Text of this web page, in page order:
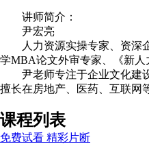
讲师简介：
尹宏亮
人力资源实操专家、资深企
学MBA论文外审专家、《新人
尹老师专注于企业文化建设
擅长在房地产、医药、互联网
课程列表
免费试看 精彩片断